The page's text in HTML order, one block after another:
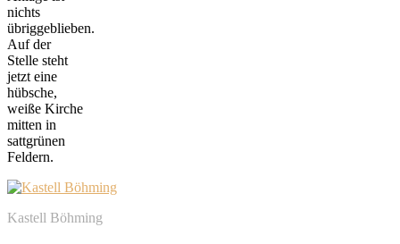
nichts
übriggeblieben.
Auf der
Stelle steht
jetzt eine
hübsche,
weiße Kirche
mitten in
sattgrünen
Feldern.
Kastell Böhming